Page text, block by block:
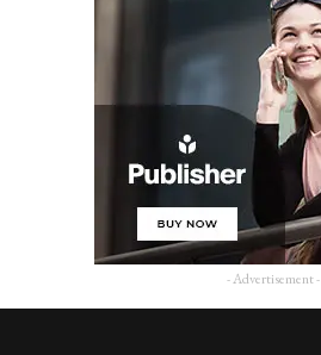
- Advertisement -